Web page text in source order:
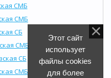
СМБ
СМБ
СБ
СМБ
СБ
СМБ
Этот сайт
использует
файлы cookies
для более